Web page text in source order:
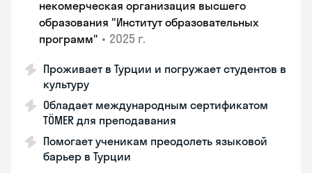
некомерческая организация высшего
образования "Институт образовательных
программ" • 2025 г.
Проживает в Турции и погружает студентов в
культуру
Обладает международным сертификатом
TÖMER для преподавания
Помогает ученикам преодолеть языковой
барьер в Турции